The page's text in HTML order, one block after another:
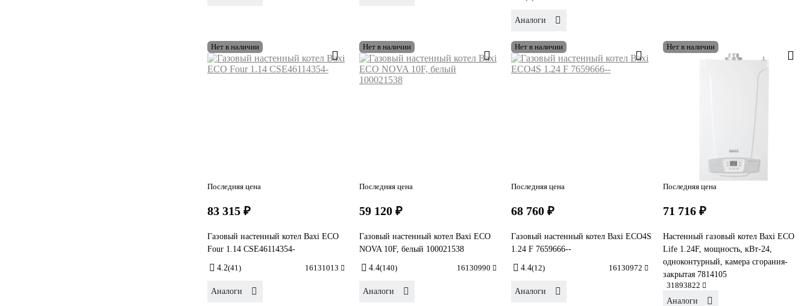
Аналоги
Нет в наличии
Последняя цена
83 315 ₽
Газовый настенный котел Baxi ECO
Four 1.14 CSE46114354-
4.2(41) 16131013
Аналоги
Нет в наличии
Последняя цена
59 120 ₽
Газовый настенный котел Baxi ECO
NOVA 10F, белый 100021538
4.4(140) 16130990
Аналоги
Нет в наличии
Последняя цена
68 760 ₽
Газовый настенный котел Baxi ECO4S
1.24 F 7659666--
4.4(12) 16130972
Аналоги
Нет в наличии
Последняя цена
71 716 ₽
Настенный газовый котел Baxi ECO
Life 1.24F, мощность, кВт-24,
одноконтурный, камера сгорания-
закрытая 7814105
31893822
Аналоги